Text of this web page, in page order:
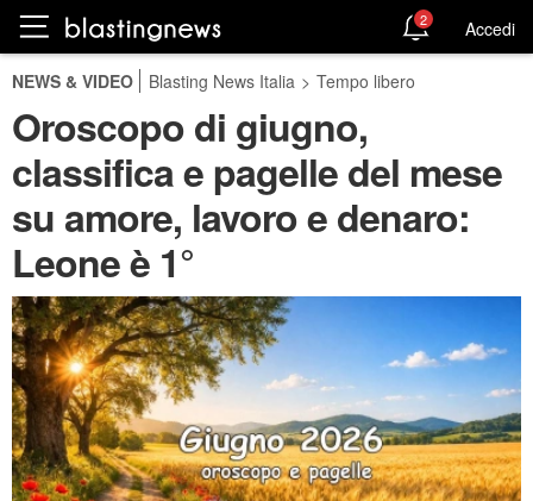
2 Accedi
NEWS & VIDEO Blasting News Italia > Tempo libero
Oroscopo di giugno,
classifica e pagelle del mese
su amore, lavoro e denaro:
Leone è 1°